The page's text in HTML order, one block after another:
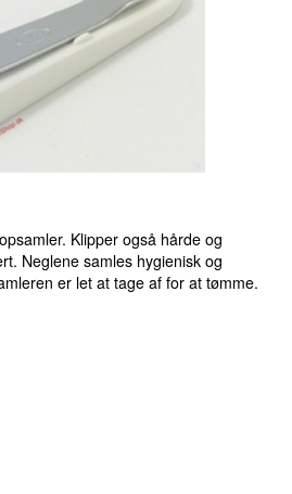
Klipper også hårde og
Neglene samles hygienisk og
er let at tage af for at tømme.